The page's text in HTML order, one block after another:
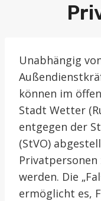
Unabhängig
können im
Stadt Wetter
entgegen der
(StVO)
werden. Die
ermöglicht es,